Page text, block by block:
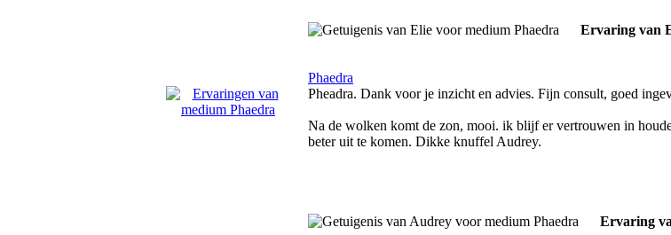
Ervaring van
Phaedra
Pheadra. Dank voor je inzicht en advies. Fijn consult, goed
Na de wolken komt de zon, mooi. ik blijf er vertrouwen in
beter uit te komen. Dikke knuffel Audrey.
Ervaring